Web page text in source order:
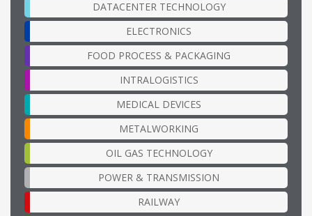
DATACENTER TECHNOLOGY
ELECTRONICS
FOOD PROCESS & PACKAGING
INTRALOGISTICS
MEDICAL DEVICES
METALWORKING
OIL GAS TECHNOLOGY
POWER & TRANSMISSION
RAILWAY